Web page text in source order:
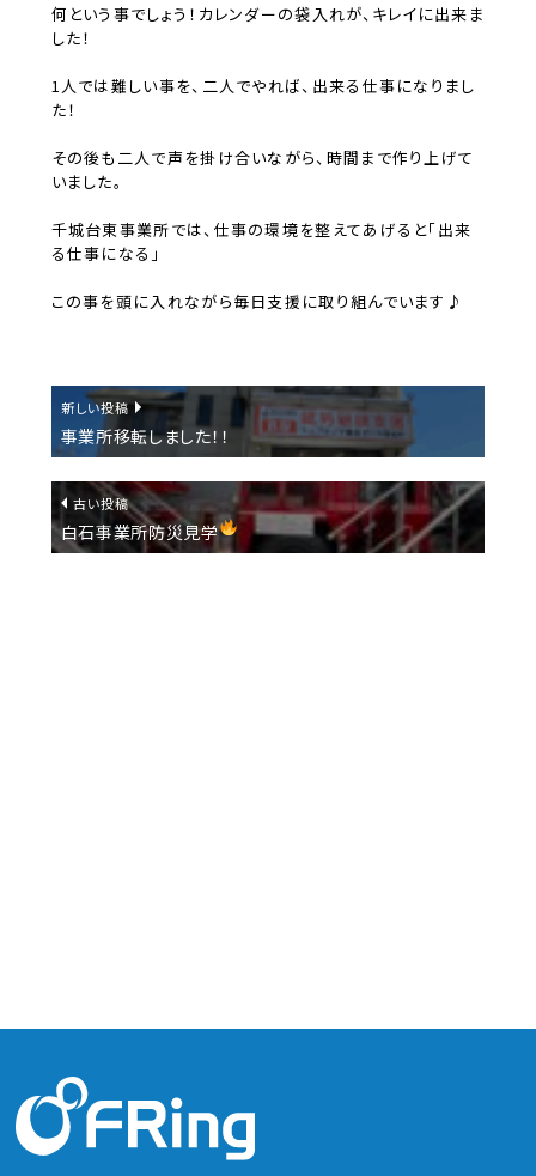
何という事でしょう！カレンダーの袋入れが、キレイに出来ま
した！
1人では難しい事を、二人でやれば、出来る仕事になりまし
た！
その後も二人で声を掛け合いながら、時間まで作り上げて
いました。
千城台東事業所では、仕事の環境を整えてあげると「出来
る仕事になる」
この事を頭に入れながら毎日支援に取り組んでいます♪
古い投稿
白石事業所防災見学
新しい投稿
事業所移転しました！！